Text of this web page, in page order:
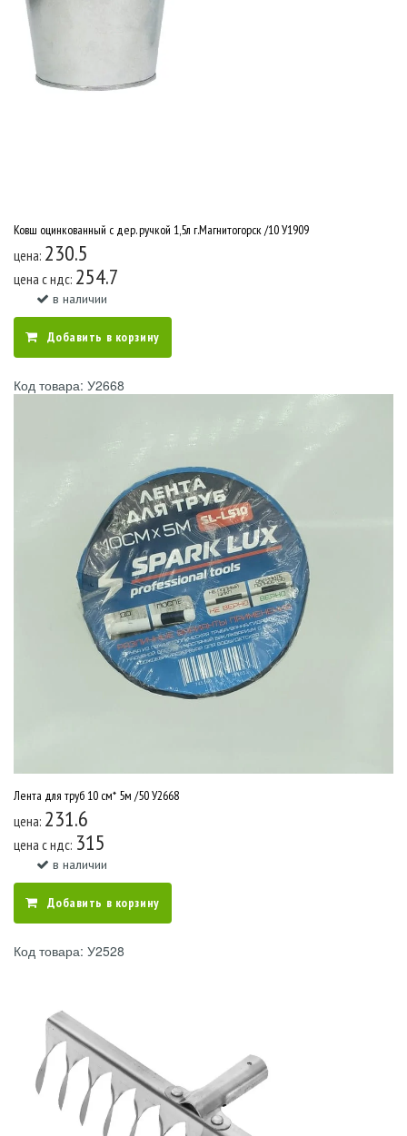
Ковш оцинкованный с дер. ручкой 1,5л г.Магнитогорск /10 У1909
цена: 230.5
цена c ндс: 254.7
в наличии
Добавить в корзину
Код товара: У2668
Лента для труб 10 см* 5м /50 У2668
цена: 231.6
цена c ндс: 315
в наличии
Добавить в корзину
Код товара: У2528